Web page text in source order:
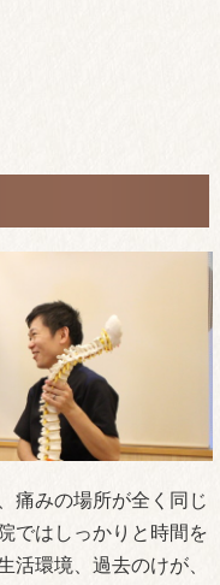
痛みの場所が全く同じ
ではしっかりと時間を
活環境、過去のけが、